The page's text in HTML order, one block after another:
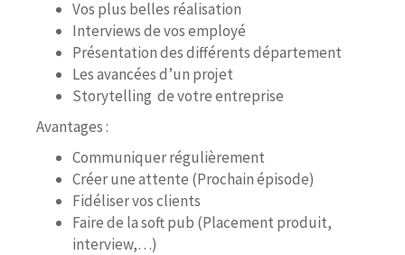
Vos plus belles réalisation
Interviews de vos employé
Présentation des différents département
Les avancées d’un projet
Storytelling de votre entreprise
Avantages :
Communiquer régulièrement
Créer une attente (Prochain épisode)
Fidéliser vos clients
Faire de la soft pub (Placement produit,
interview,…)